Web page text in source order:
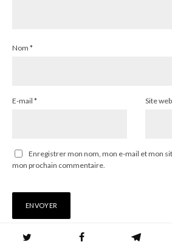
Nom *
E-mail * Site web
Enregistrer mon nom, mon e-mail et mon
mon prochain commentaire.